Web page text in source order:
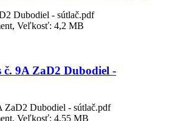
Dubodiel - sútlač.pdf
Veľkosť: 4,2 MB
č. 9A ZaD2 Dubodiel -
ZaD2 Dubodiel - sútlač.pdf
Veľkosť: 4,55 MB